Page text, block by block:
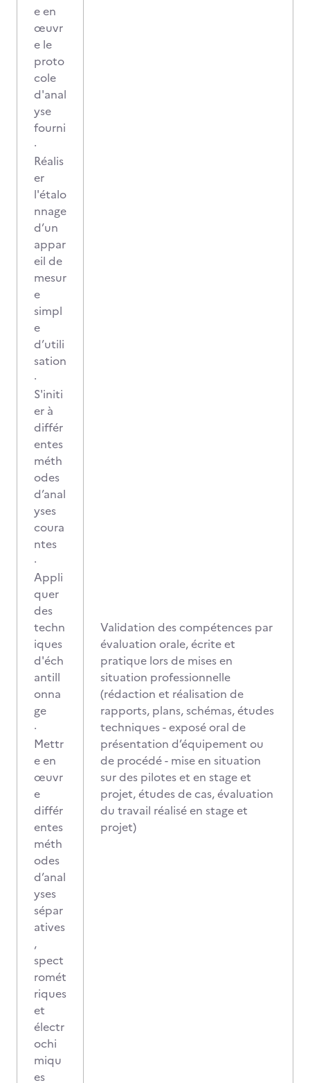
e en
œuvr
e le
proto
cole
d'anal
yse
fourni
·
Réalis
er
l'étalo
nnage
d’un
appar
eil de
mesur
e
simpl
e
d’utili
sation
·
S'initi
er à
différ
entes
méth
odes
d’anal
yses
coura
ntes
·
Appli
quer
des
techn
iques
d'éch
antill
onna
ge
·
Mettr
e en
œuvr
e
différ
entes
méth
odes
d’anal
yses
sépar
atives
,
spect
romét
riques
et
électr
ochi
miqu
es
Validation des compétences par
évaluation orale, écrite et
pratique lors de mises en
situation professionnelle
(rédaction et réalisation de
rapports, plans, schémas, études
techniques - exposé oral de
présentation d’équipement ou
de procédé - mise en situation
sur des pilotes et en stage et
projet, études de cas, évaluation
du travail réalisé en stage et
projet)